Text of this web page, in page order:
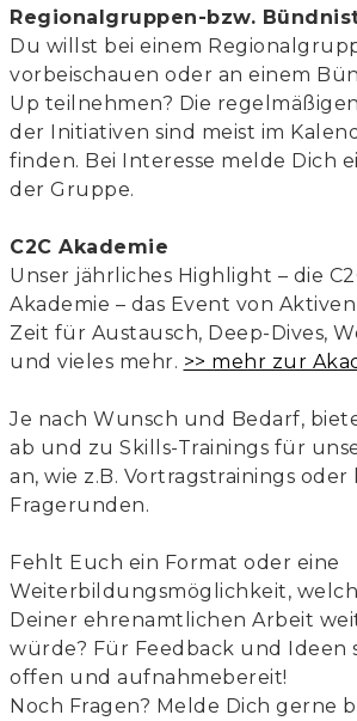
Regionalgruppen-bzw.
Du willst bei einem
vorbeischauen oder an einem
Up teilnehmen? Die
der Initiativen sind meist im
finden. Bei Interesse melde Dich
der Gruppe.
C2C Akademie
Unser jährliches Highlight – die
Akademie – das Event von
Zeit für Austausch, Deep-Dives,
und vieles mehr. >> mehr zur
Je nach Wunsch und Bedarf,
ab und zu Skills-Trainings für
an, wie z.B. Vortragstrainings oder
Fragerunden.
Fehlt Euch ein Format oder eine
Weiterbildungsmöglichkeit,
Deiner ehrenamtlichen Arbeit
würde? Für Feedback und Ideen
offen und aufnahmebereit!
Noch Fragen? Melde Dich gerne